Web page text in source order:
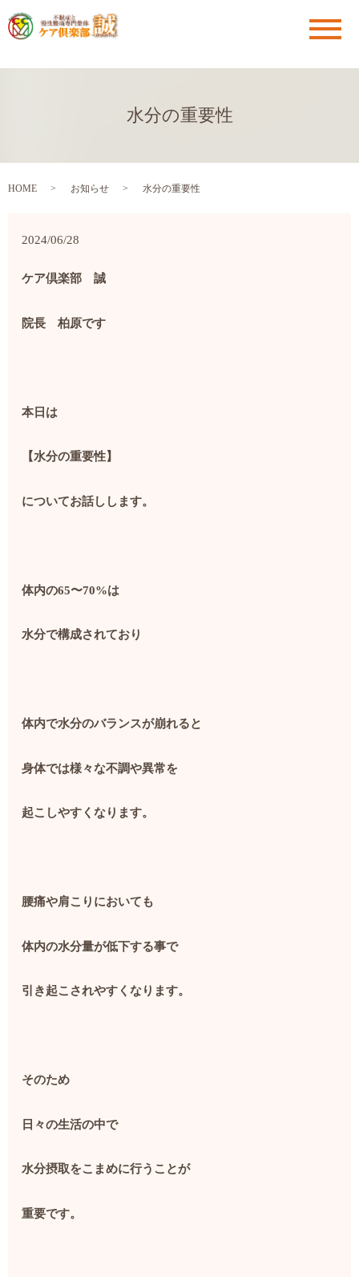
メ
水分の重要性
HOME お知らせ 水分の重要性
2024/06/28
ケア倶楽部 誠
院長 柏原です
本日は
【水分の重要性】
についてお話しします。
体内の65〜70%は
水分で構成されており
体内で水分のバランスが崩れると
身体では様々な不調や異常を
起こしやすくなります。
腰痛や肩こりにおいても
体内の水分量が低下する事で
引き起こされやすくなります。
そのため
日々の生活の中で
水分摂取をこまめに行うことが
重要です。